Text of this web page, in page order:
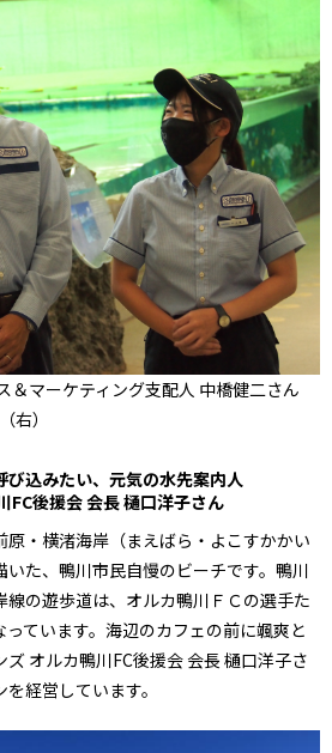
＆マーケティング支配人 中橋健二さん
右）
び込みたい、元気の水先案内人
FC後援会 会長 樋口洋子さん
原・横渚海岸（まえばら・よこすかかい
た、鴨川市民自慢のビーチです。鴨川
線の遊歩道は、オルカ鴨川ＦＣの選手た
ています。海辺のカフェの前に颯爽と
オルカ鴨川FC後援会 会長 樋口洋子さ
経営しています。